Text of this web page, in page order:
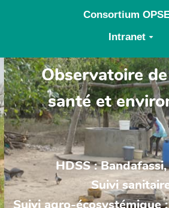
Consortium
Intranet
Observatoire
santé et
HDSS :
Suivi
Suivi agro-écosystémique